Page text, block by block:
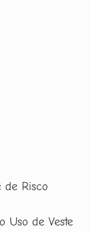
de Risco
Uso de Veste